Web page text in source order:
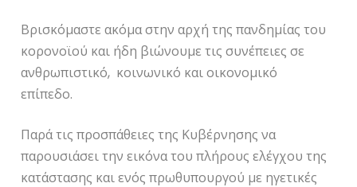
Βρισκόμαστε ακόμα στην αρχή της πανδημίας του
κορονοϊού και ήδη βιώνουμε τις συνέπειες σε
ανθρωπιστικό, κοινωνικό και οικονομικό
επίπεδο.
Παρά τις προσπάθειες της Κυβέρνησης να
παρουσιάσει την εικόνα του πλήρους ελέγχου της
κατάστασης και ενός πρωθυπουργού με ηγετικές